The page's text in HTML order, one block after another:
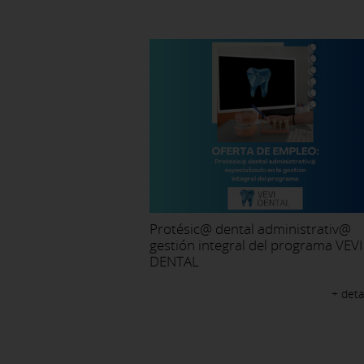
Protésic@ dental administrativ@
gestión integral del programa VEVI
DENTAL
+